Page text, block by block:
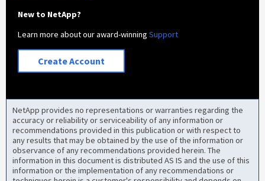
New to NetApp?
Learn more about our award-winningSupport
Create Account
NetApp provides no representations or warranties regarding the
accuracy or reliability or serviceability of any information or
recommendations provided in this publication or with respect to
any results that may be obtained by the use of the information or
observance of any recommendations provided herein. The
information in this document is distributed AS IS and the use of this
information or the implementation of any recommendations or